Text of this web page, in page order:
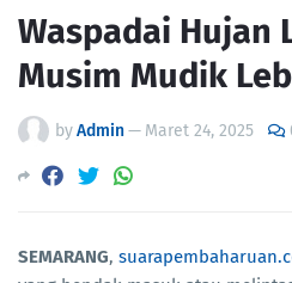
Waspadai Hujan
Musim Mudik
byAdmin— Maret 24, 2025
SEMARANG,